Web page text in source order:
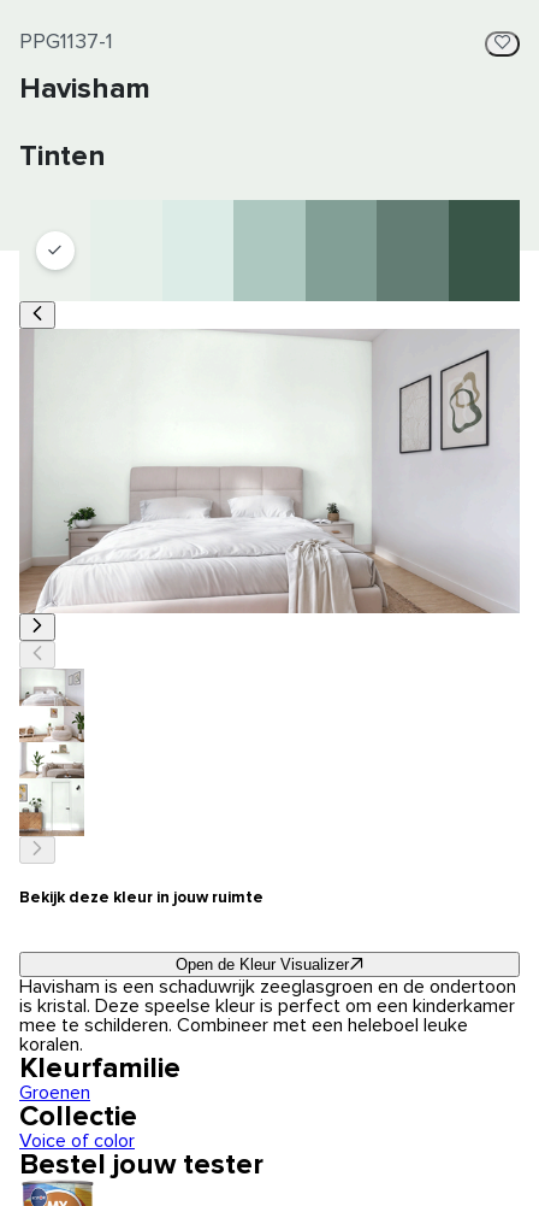
PPG1137-1
Havisham
Tinten
Bekijk deze kleur in jouw ruimte
Open de Kleur Visualizer
Havisham is een schaduwrijk zeeglasgroen en de ondertoon
is kristal. Deze speelse kleur is perfect om een kinderkamer
mee te schilderen. Combineer met een heleboel leuke
koralen.
Kleurfamilie
Groenen
Collectie
Voice of color
Bestel jouw tester